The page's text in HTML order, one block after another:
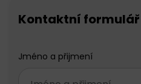
Kontaktní formulář
Jméno a přijmení